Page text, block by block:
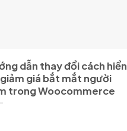
dẫn thay đổi cách hiển
giá bắt mắt người
trong Woocommerce